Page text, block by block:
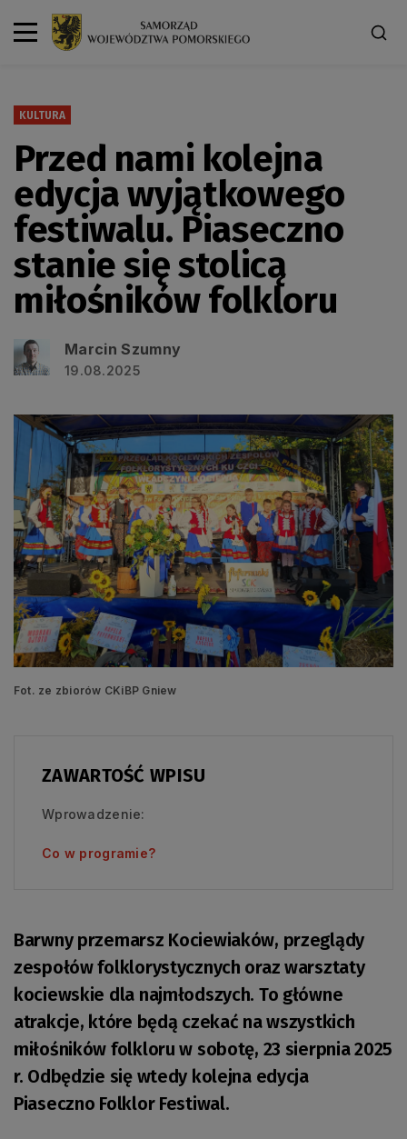
KULTURA
Przed nami kolejna
edycja wyjątkowego
festiwalu. Piaseczno
stanie się stolicą
miłośników folkloru
Marcin Szumny
19.08.2025
Fot. ze zbiorów CKiBP Gniew
ZAWARTOŚĆ WPISU
Wprowadzenie:
Co w programie?
Barwny przemarsz Kociewiaków, przeglądy
zespołów folklorystycznych oraz warsztaty
kociewskie dla najmłodszych. To główne
atrakcje, które będą czekać na wszystkich
miłośników folkloru w sobotę, 23 sierpnia 2025
r. Odbędzie się wtedy kolejna edycja
Piaseczno Folklor Festiwal.